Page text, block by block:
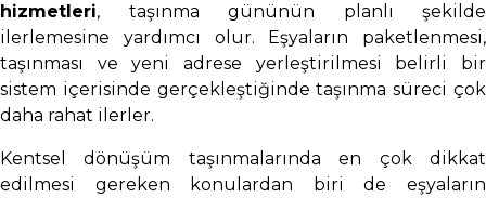
hizmetleri, taşınma gününün planlı şekilde
ilerlemesine yardımcı olur. Eşyaların paketlenmesi,
taşınması ve yeni adrese yerleştirilmesi belirli bir
sistem içerisinde gerçekleştiğinde taşınma süreci çok
daha rahat ilerler.
Kentsel dönüşüm taşınmalarında en çok dikkat
edilmesi gereken konulardan biri de eşyaların